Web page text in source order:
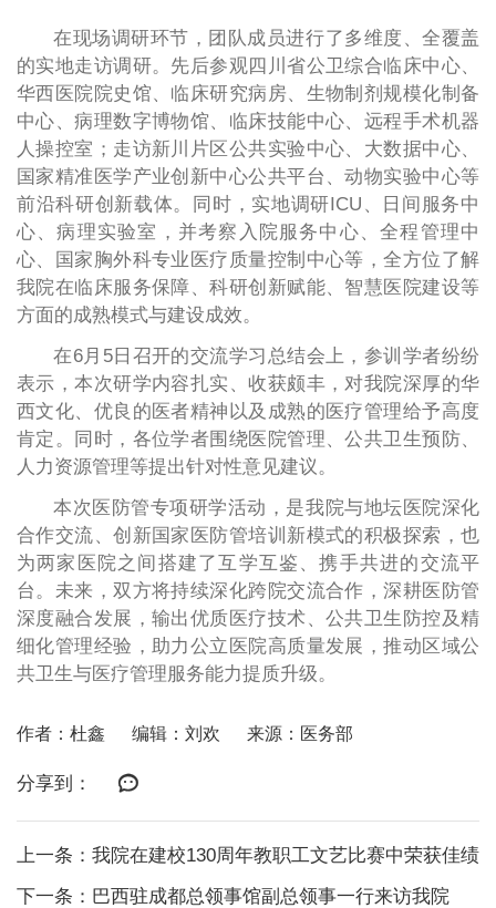
在现场调研环节，团队成员进行了多维度、全覆盖
的实地走访调研。先后参观四川省公卫综合临床中心、
华西医院院史馆、临床研究病房、生物制剂规模化制备
中心、病理数字博物馆、临床技能中心、远程手术机器
人操控室；走访新川片区公共实验中心、大数据中心、
国家精准医学产业创新中心公共平台、动物实验中心等
前沿科研创新载体。同时，实地调研ICU、日间服务中
心、病理实验室，并考察入院服务中心、全程管理中
心、国家胸外科专业医疗质量控制中心等，全方位了解
我院在临床服务保障、科研创新赋能、智慧医院建设等
方面的成熟模式与建设成效。
在6月5日召开的交流学习总结会上，参训学者纷纷
表示，本次研学内容扎实、收获颇丰，对我院深厚的华
西文化、优良的医者精神以及成熟的医疗管理给予高度
肯定。同时，各位学者围绕医院管理、公共卫生预防、
人力资源管理等提出针对性意见建议。
本次医防管专项研学活动，是我院与地坛医院深化
合作交流、创新国家医防管培训新模式的积极探索，也
为两家医院之间搭建了互学互鉴、携手共进的交流平
台。未来，双方将持续深化跨院交流合作，深耕医防管
深度融合发展，输出优质医疗技术、公共卫生防控及精
细化管理经验，助力公立医院高质量发展，推动区域公
共卫生与医疗管理服务能力提质升级。
作者：杜鑫 编辑：刘欢 来源：医务部
分享到：
上一条：我院在建校130周年教职工文艺比赛中荣获佳绩
下一条：巴西驻成都总领事馆副总领事一行来访我院